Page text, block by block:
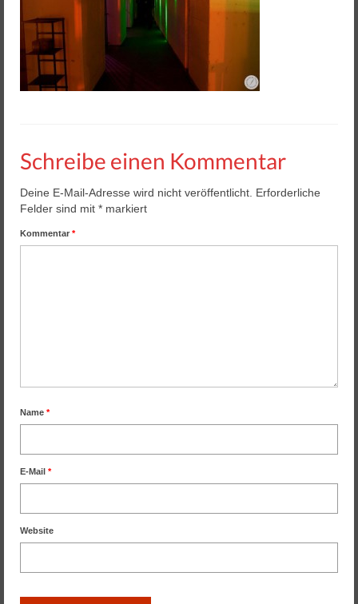
Helios 2 & 3
Helios Pro
Arena Zubehör
Buchungssoftware
Arcade Automaten
Downloads
Schreibe einen Kommentar
Deine E-Mail-Adresse wird nicht veröffentlicht. Erforderliche
Felder sind mit * markiert
Kommentar *
Name *
E-Mail *
Website